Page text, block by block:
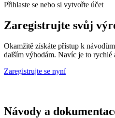
Přihlaste se nebo si vytvořte účet
Zaregistrujte svůj
Okamžitě získáte přístup k
dalším výhodám. Navíc je to rychlé
Zaregistrujte se nyní
Návody a